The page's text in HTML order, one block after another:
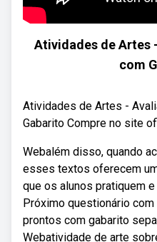
Atividades de Artes
com
Atividades de Artes -
Gabarito Compre no site
Webalém disso, quando
esses textos oferecem
que os alunos pratiquem
Próximo questionário
prontos com gabarito
Webatividade de arte